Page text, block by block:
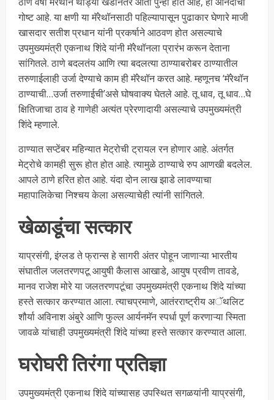
गोष्ट आहे. या क्षणी या मॅरेथॉनसाठी पहिल्यापासून पुढाकार घेणारे माजी
खासदार सतीश प्रधान यांनी प्रकर्षाने आठवण होत असल्याचे
उपमुख्यमंत्री एकनाथ शिंदे यांनी मॅरेथॉनला प्रारंभ करून देताना
सांगितले. ठाणे बदलतंय आणि त्या बदलत्या ठाण्याबरोबर ठाण्यातील
तरुणाईलाही उर्जा देण्याचे काम ही मॅरेथॉन करत आहे. म्हणूनच ‘मॅरेथॉन
ठाण्याची…उर्जा तरुणाईची’असे घोषवाक्य घेतले आहे. तू धाव, तू धाव…घे
क्षितिजाचा ठाव हे गाणेही अत्यंत प्रेरणादायी असल्याचे उपमुख्यमंत्री
शिंदे म्हणाले.
ठाण्यात सप्टेंबर महिन्यात मेट्रोची ट्रायल रन होणार आहे. अंतर्गत
मेट्रोचे कामही सुरू होत होत आहे. त्यामुळे ठाण्याचे रुप आणखी बदलेल.
आपले ठाणे हरित होत आहे. यंदा दोन लाख झाडे लावण्याचा
महापालिकेचा निश्चय केला असल्याचेही त्यांनी सांगितले.
खेळाडूंचा सत्कार
याप्रसंगी, इंग्लड ते फ्रान्स हे सागरी अंतर पोहून जाणाऱ्या भारतीय
संघातील जलतरणपटू आयुषी कैलास आखाडे, आयुष प्रवीण तावडे,
मानव राजेश मोरे या जलतरणपटूंचा उपमुख्यमंत्री एकनाथ शिंदे यांच्या
हस्ते सत्कार करण्यात आला. त्याचप्रमाणे, आतंरराष्ट्रीय अॅथलिट
शौर्या अविनाश अंबुरे आणि फुल्ल आर्यनमॅन स्पर्धा पूर्ण करणाऱ्या स्मिता
जावळे यांचाही उपमुख्यमंत्री शिंदे यांच्या हस्ते सत्कार करण्यात आला.
घरोघरी तिरंगा प्रतिज्ञा
उपमुख्यमंत्री एकनाथ शिंदे यांच्यासह उपस्थित सगळयांनी याप्रसंगी,